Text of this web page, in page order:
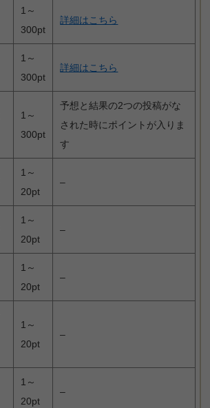
1～
300pt
詳細はこちら
1～
300pt
詳細はこちら
1～
300pt
予想と結果の2つの投稿がな
された時にポイントが入りま
す
1～
20pt
–
1～
20pt
–
1～
20pt
–
1～
20pt
–
1～
20pt
–